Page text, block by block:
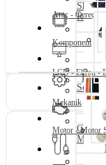
Shield
Set
Röle -
Güneş
RF
Araç - Gereç
Komponent
LCD - Ekran -
Mekanik
Motor - Motor